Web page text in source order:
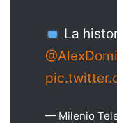
La
— Milenio